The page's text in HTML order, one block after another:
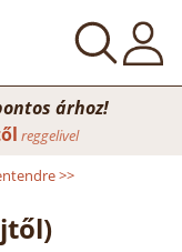
árhoz!
reggelivel
>>